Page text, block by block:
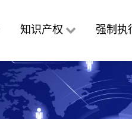
知识产权 强制执